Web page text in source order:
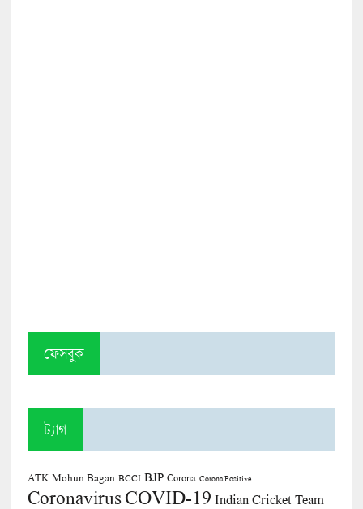
ফেসবুক
ট্যাগ
ATK Mohun Bagan BCCI BJP Corona Corona Positive
CoronavirusCOVID-19 Indian Cricket Team